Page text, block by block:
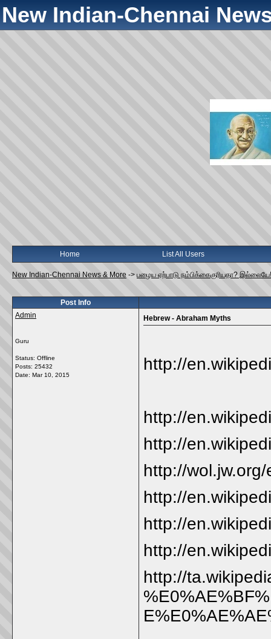
New Indian-Chennai
Home List All Users
New Indian-Chennai News & More -> பழைய ஏற்பாடு நம்பிக்கைகுரியதா?
Post Info
Admin
Guru
Status: Offline
Posts: 25432
Date: Mar 10, 2015
Hebrew - Abraham Myths
http://
http://
http://
http://
http://
http://
http://
http://